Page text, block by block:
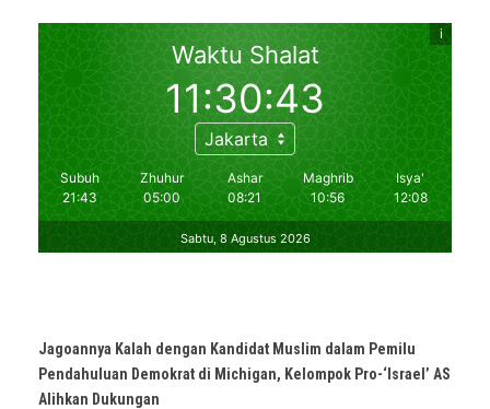
Jagoannya Kalah dengan Kandidat Muslim dalam Pemilu
Pendahuluan Demokrat di Michigan, Kelompok Pro-‘Israel’ AS
Alihkan Dukungan